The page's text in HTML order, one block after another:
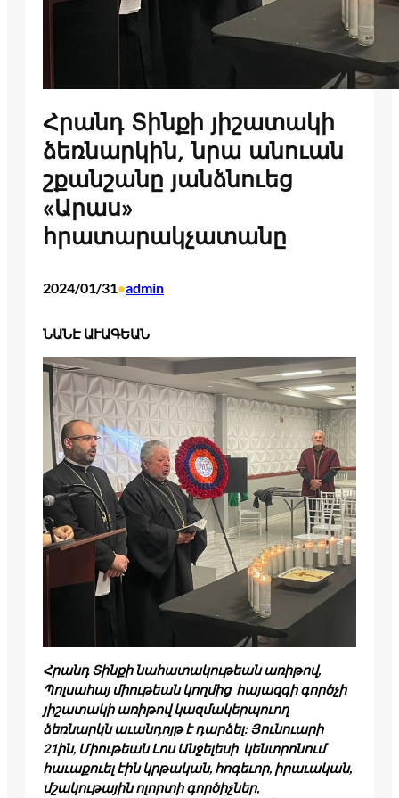
Հրանդ Տինքի յիշատակի
ձեռնարկին, նրա անուան
շքանշանը յանձնուեց
«Արաս»
հրատարակչատանը
2024/01/31•admin
ՆԱՆԷ ԱՒԱԳԵԱՆ
Հրանդ Տինքի նահատակութեան առիթով,
Պոլսահայ միութեան կողմից հայազգի գործչի
յիշատակի առիթով կազմակերպուող
ձեռնարկն աւանդոյթ է դարձել: Յունուարի
21ին, Միութեան Լոս Անջելեսի կենտրոնում
հաւաքուել էին կրթական, հոգեւոր, իրաւական,
մշակութային ոլորտի գործիչներ,